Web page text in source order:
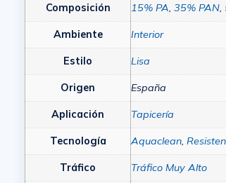
Composición 15% PA,35% PAN,
Ambiente Interior
Estilo Lisa
Origen España
Aplicación Tapicería
Tecnología Aquaclean,
Tráfico Tráfico Muy Alto